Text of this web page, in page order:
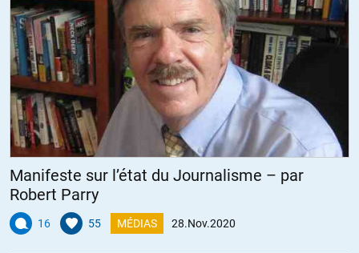
Manifeste sur l’état du Journalisme – par
Robert Parry
16 55 MÉDIAS 28.Nov.2020